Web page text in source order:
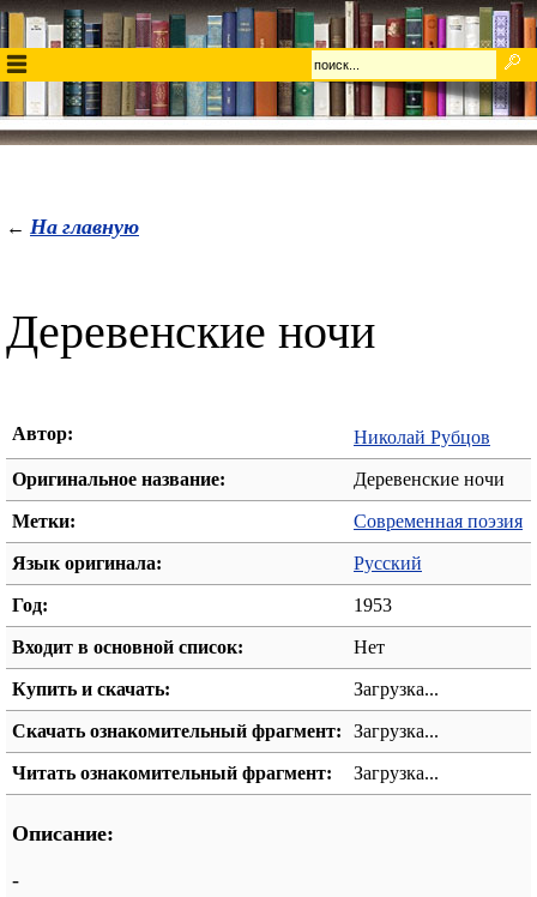
← На главную
Деревенские ночи
Автор: Николай Рубцов
Оригинальное название: Деревенские ночи
Метки: Современная поэзия
Язык оригинала: Русский
Год: 1953
Входит в основной список: Нет
Купить и скачать: Загрузка...
Скачать ознакомительный фрагмент: Загрузка...
Читать ознакомительный фрагмент: Загрузка...
Описание:
-